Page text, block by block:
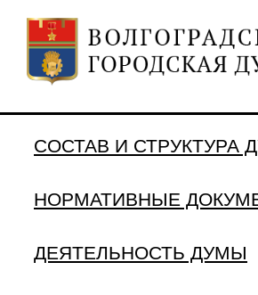
СОСТАВ И СТРУКТУРА
НОРМАТИВНЫЕ
ДЕЯТЕЛЬНОСТЬ ДУМЫ